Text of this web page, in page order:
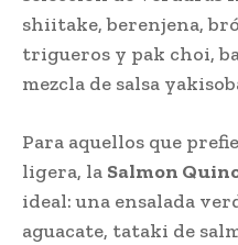
shiitake, berenjena,
trigueros y pak choi,
mezcla de salsa
Para aquellos que
ligera, la Salmon
ideal: una ensalada
aguacate, tataki de